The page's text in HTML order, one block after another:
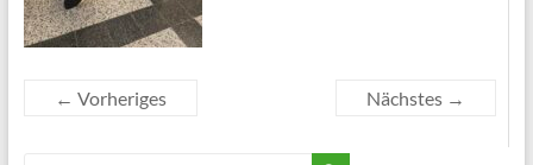
← Vorheriges Nächstes →